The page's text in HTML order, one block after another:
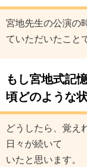
宮地先生の公演の
ていただいたこと
もし宮地式記
頃どのような
どうしたら、覚え
日々が続いて
いたと思います。